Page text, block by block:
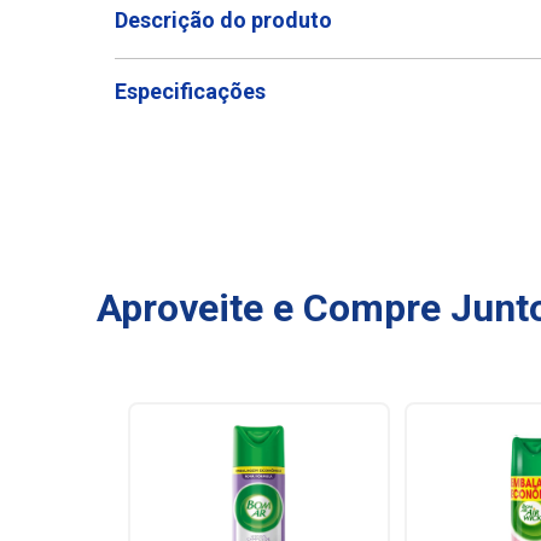
Descrição do produto
Especificações
Aproveite e Compre